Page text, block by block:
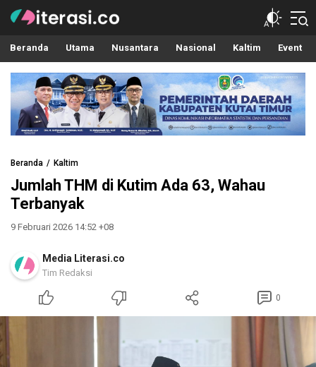
Literasi.co
Pilar Informasi
Beranda Utama Nusantara Nasional Kaltim Event
Beranda Kaltim
Jumlah THM di Kutim Ada 63, Wahau
Terbanyak
9 Februari 2026 14:52 +08
Media Literasi.co
Tim Redaksi
0